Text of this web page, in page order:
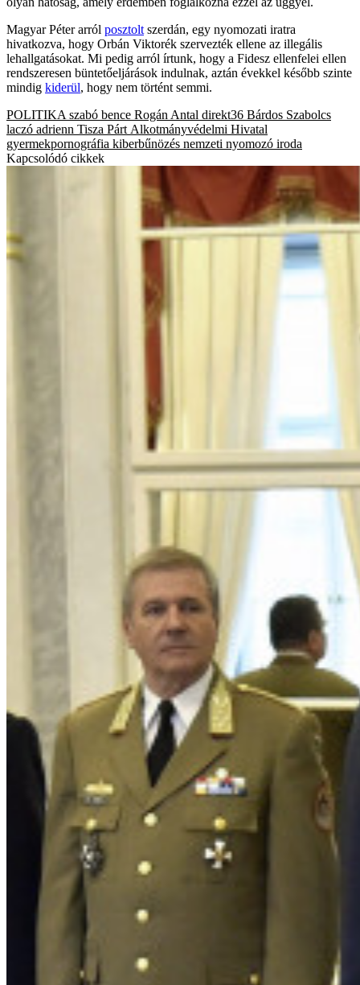
Magyar Péter arról posztolt szerdán, egy nyomozati iratra
hivatkozva, hogy Orbán Viktorék szervezték ellene az illegális
lehallgatásokat. Mi pedig arról írtunk, hogy a Fidesz ellenfelei ellen
rendszeresen büntetőeljárások indulnak, aztán évekkel később szinte
mindig kiderül, hogy nem történt semmi.
POLITIKA szabó bence Rogán Antal direkt36 Bárdos Szabolcs
laczó adrienn Tisza Párt Alkotmányvédelmi Hivatal
gyermekpornográfia kiberbűnözés nemzeti nyomozó iroda
Kapcsolódó cikkek